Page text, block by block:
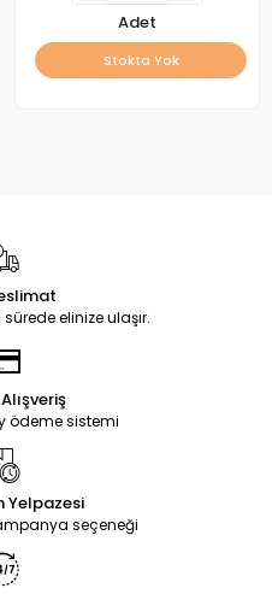
Adet
Stokta Yok
elinize ulaşır.
ödeme sistemi
Yelpazesi
seçeneği